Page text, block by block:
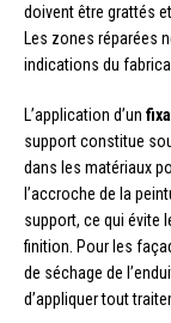
doivent être grattés
Les zones réparées
indications du
L’application d’un
support constitue
dans les matériaux
l’accroche de la
support, ce qui évite
finition. Pour les
de séchage de
d’appliquer tout